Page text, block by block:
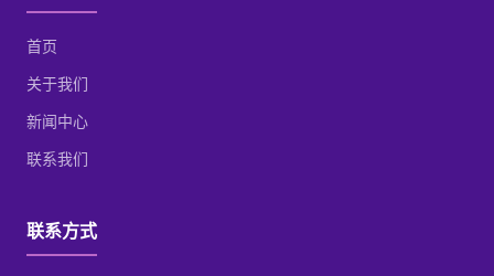
首页
关于我们
新闻中心
联系我们
联系方式